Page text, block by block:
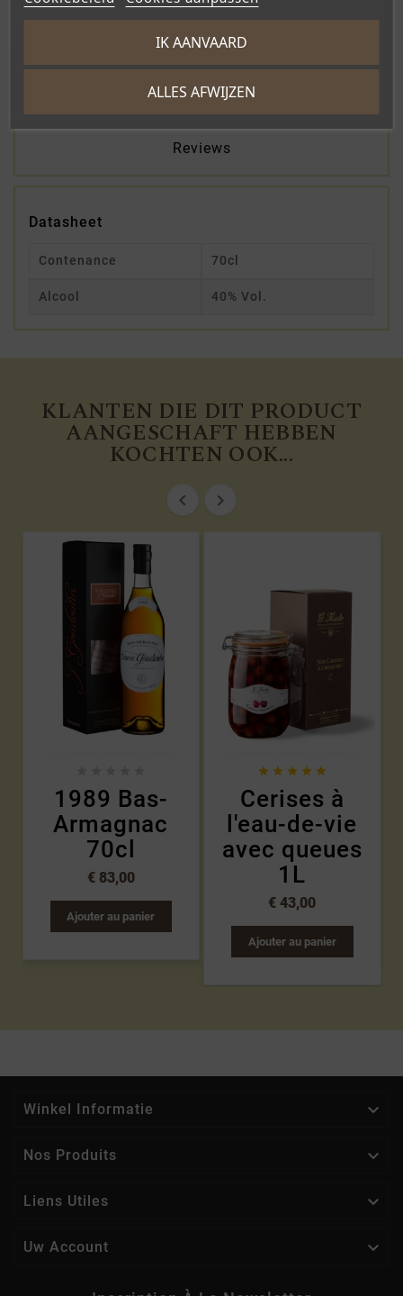
Productdetails
Reviews
Datasheet
Contenance 70cl
Alcool 40% Vol.
KLANTEN DIE DIT PRODUCT
AANGESCHAFT HEBBEN
KOCHTEN OOK...
 
1989 Bas-
Armagnac
70cl
€ 83,00
Ajouter au panier
    
Cerises à
l'eau-de-vie
avec queues
1L
€ 43,00
Ajouter au panier
Winkel Informatie 
Nos Produits 
Liens Utiles 
Uw Account 
ALLES AFWIJZEN
IK AANVAARD